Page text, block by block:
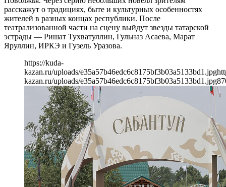
расскажут о традициях, быте и культурных особенностях
жителей в разных концах республики. После
театрализованной части на сцену выйдут звезды татарской
эстрады — Ришат Тухватуллин, Гульназ Асаева, Марат
Яруллин, ИРКЭ и Гузель Уразова.
https://kuda-
kazan.ru/uploads/e35a57b46edc6c8175bf3b03a5133bd1.jpg
kazan.ru/uploads/e35a57b46edc6c8175bf3b03a5133bd1.jpg